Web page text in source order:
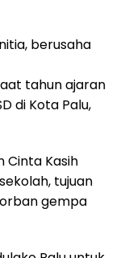
berusaha
tahun ajaran
di Kota Palu,
Cinta Kasih
tujuan
gempa